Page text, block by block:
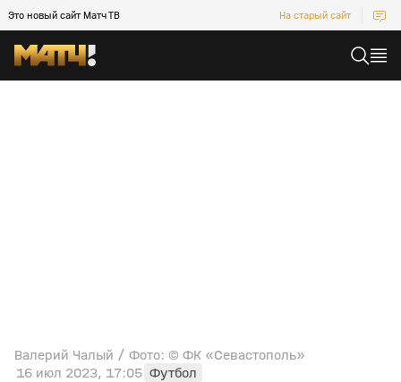
Это новый сайт Матч ТВ На старый сайт
Валерий Чалый / Фото: © ФК «Севастополь»
16 июл 2023, 17:05 Футбол